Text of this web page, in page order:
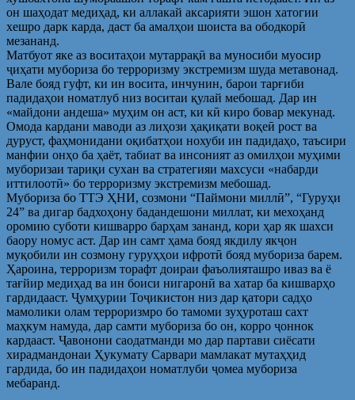
он шаҳодат медиҳад, ки аллакай аксарияти эшон хатогии
хешро дарк карда, даст ба амалҳои шоиста ва ободкорӣ
мезананд.
Матбуот яке аз воситаҳои мутаррақӣ ва муносиби муосир
ҷиҳати мубориза бо терроризму экстремизм шуда метавонад.
Вале бояд гуфт, ки ин восита, инчунин, барои тарғиби
падидаҳои номатлуб низ воситаи қулай мебошад. Дар ин
«майдони андеша» муҳим он аст, ки кӣ киро бовар мекунад.
Омода кардани маводи аз лиҳози ҳақиқати воқеӣ рост ва
дуруст, фаҳмонидани оқибатҳои нохуби ин падидаҳо, таъсири
манфии онҳо ба ҳаёт, табиат ва инсоният аз омилҳои муҳими
муборизаи тариқи сухан ва стратегияи махсуси «набарди
иттилоотӣ» бо терроризму экстремизм мебошад.
Мубориза бо ТТЭ ҲНИ, созмони “Паймони миллӣ”, “Гуруҳи
24” ва дигар бадхоҳону бадандешони миллат, ки мехоҳанд
оромию суботи кишварро барҳам зананд, кори ҳар як шахси
баору номус аст. Дар ин самт ҳама бояд якдилу якҷон
муқобили ин созмону гуруҳҳои ифротӣ бояд мубориза барем.
Ҳароина, терроризм торафт доираи фаъолияташро иваз ва ё
тағйир медиҳад ва ин боиси нигаронӣ ва хатар ба кишварҳо
гардидааст. Ҷумҳурии Тоҷикистон низ дар қатори садҳо
мамолики олам терроризмро бо тамоми зуҳуроташ сахт
маҳкум намуда, дар самти мубориза бо он, корро ҷоннок
кардааст. Ҷавонони саодатманди мо дар партави сиёсати
хирадмандонаи Ҳукумату Сарвари мамлакат мутаҳҳид
гардида, бо ин падидаҳои номатлуби ҷомеа мубориза
мебаранд.